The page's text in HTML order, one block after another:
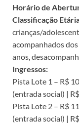
Horário de
Classificação
crianças/
acompanhados
anos,
Ingressos:
Pista Lote 1 – R$
(entrada social) |
Pista Lote 2 – R$
(entrada social) |